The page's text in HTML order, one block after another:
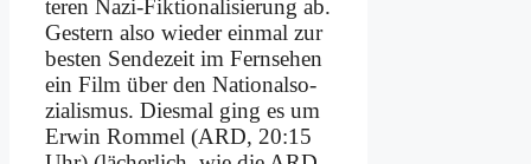
te­ren Na­zi-Fik­tio­na­li­sie­rung ab.
Ge­stern al­so wie­der ein­mal zur
be­sten Sen­de­zeit im Fern­se­hen
ein Film über den Na­tio­nal­so­
zia­lis­mus. Dies­mal ging es um
Er­win Rom­mel (ARD, 20:15